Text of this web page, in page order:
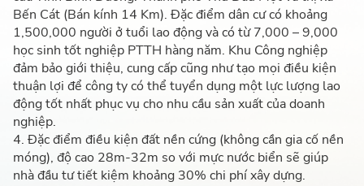
Bến Cát (Bán kính 14 Km). Đặc điểm dân cư có khoảng
1,500,000 người ở tuổi lao động và có từ 7,000 – 9,000
học sinh tốt nghiệp PTTH hàng năm. Khu Công nghiệp
đảm bảo giới thiệu, cung cấp cũng như tạo mọi điều kiện
thuận lợi để công ty có thể tuyển dụng một lực lượng lao
động tốt nhất phục vụ cho nhu cầu sản xuất của doanh
nghiệp.
4. Đặc điểm điều kiện đất nền cứng (không cần gia cố nền
móng), độ cao 28m-32m so với mực nước biển sẽ giúp
nhà đầu tư tiết kiệm khoảng 30% chi phí xây dựng.